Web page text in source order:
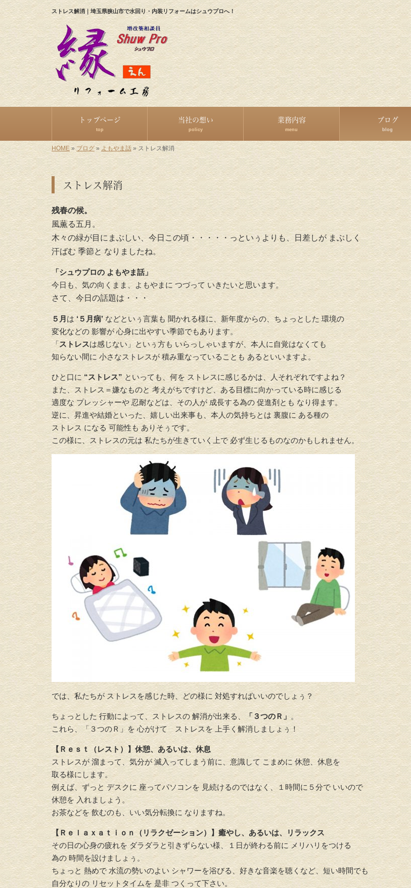
ストレス解消｜埼玉県狭山市で水回り・内装リフォームはシュウプロへ！
トップページ
top
当社の想い
policy
業務内容
menu
ブログ
blog
HOME» ブログ » よもやま話 » ストレス解消
ストレス解消
残春の候。
風薫る五月。
木々の緑が目にまぶしい、今日この頃・・・・・っといぅよりも、日差しが まぶしく
汗ばむ 季節と なりましたね。
「シュウプロの よもやま話」
今日も、気の向くまま、よもやまに つづって いきたいと思います。
さて、今日の話題は・・・
５月 は ‘５月病’ などといぅ言葉も 聞かれる様に、 新年度からの、ちょっとした 環境の
変化などの 影響が 心身に出やすい季節でもあります。
「ストレスは感じない」といぅ方も いらっしゃいますが、本人に自覚はなくても
知らない間に 小さなストレスが 積み重なっていることも あるといい ますよ。
ひと口に “ストレス”といっても、 何を ストレスに感じるかは、人それぞれですよね？
また、ストレス＝嫌なものと 考えがちですけど、ある目標に向かっている時に感じる
適度な プレッシャーや 忍耐などは、その人が 成長する為の 促進剤とも なり得ます。
逆に、昇進や結婚といった、嬉しい出来事も、本人の気持ちとは 裏腹に ある種の
ストレス になる 可能性も ありそぅです。
この様に、 ストレスの元は 私たちが生きていく上で 必ず生じるものなのかもしれません。
では、私たちが ストレスを感じた時、どの様に 対処すればいいのでしょぅ？
ちょっとした 行動によって、ストレスの 解消が出来る、 「 ３つのＲ」 。
これら、「３つのＲ」を 心がけて ストレスを 上手く解消しましょぅ！
【Ｒｅｓｔ（レスト）】休憩、あるいは、休息
ストレスが 溜まって、気分が 滅入ってしまう前に、意識して こまめに 休憩、休息を
取る様にします。
例えば、 ずっと デスクに 座ってパソコンを 見続けるのではなく、 １時間に５分で いいので
休憩を 入れましょう。
お茶などを 飲むのも、いい気分転換に なりますね。
【Ｒｅｌａｘａｔｉｏｎ（リラクゼーション）】癒やし、 あるいは、リラックス
その日の心身の疲れを ダラダラと引きずらない様、 １日が終わる前に メリハリをつける
為の 時間を設けましょぅ。
ちょっと 熱めで 水流の勢いのよい シャワーを浴びる、 好きな音楽を聴くなど、 短い時間でも
自分なりの リセットタイムを 是非 つくって下さい。
介護リフォーム・バリアフリ
ーリフォーム